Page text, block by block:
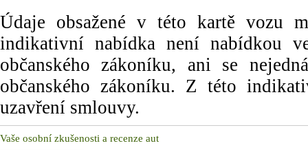
Údaje obsažené v této kartě vozu
indikativní nabídka není nabídkou
občanského zákoníku, ani se
občanského zákoníku. Z této
uzavření smlouvy.
Vaše osobní zkušenosti a recenze aut